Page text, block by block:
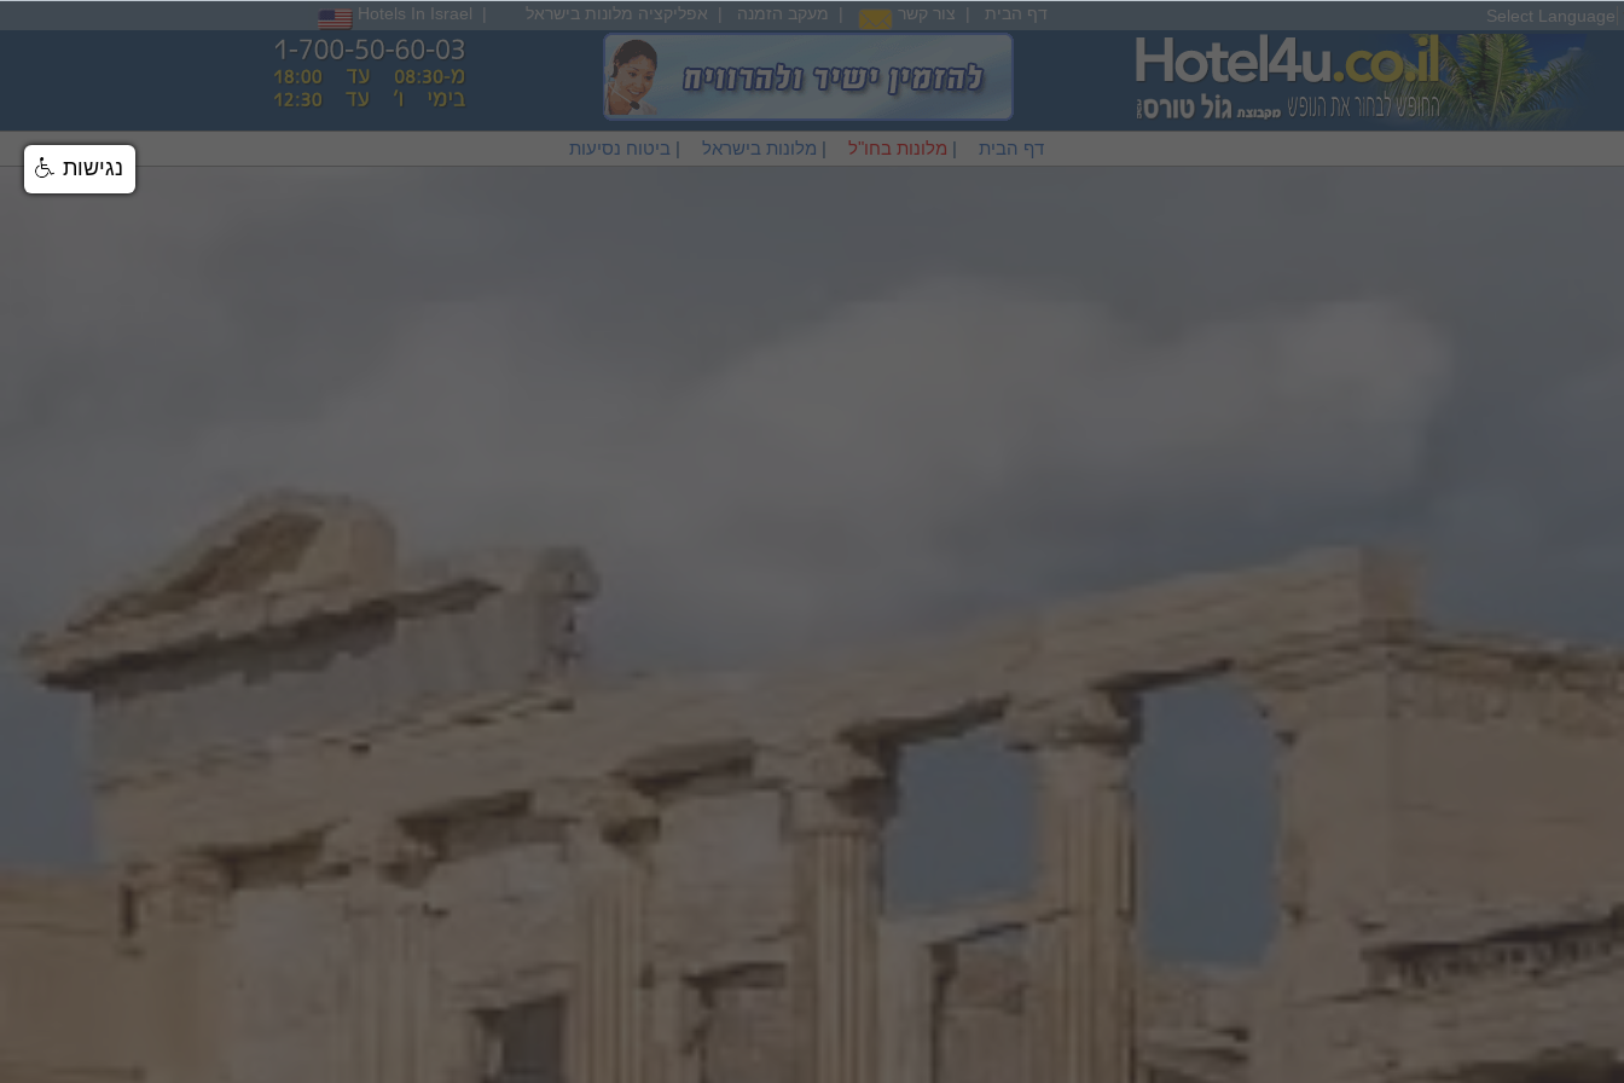
Hotels In Israel | אפליקציה מלונות בישראל | מעקב הזמנה | צור קשר | דף הבית Select Language
ביטוח נסיעות | מלונות בישראל | מלונות בחו"ל | דף הבית
נגישות